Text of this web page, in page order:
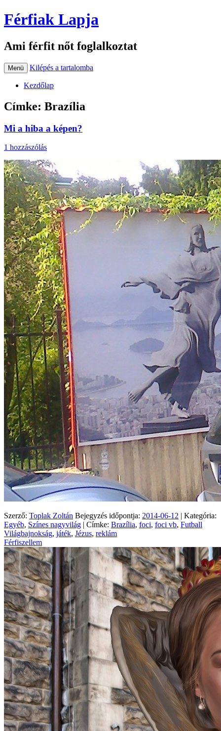
Férfiak Lapja
Ami férfit nőt foglalkoztat
Menü Kilépés a tartalomba
Kezdőlap
Címke: Brazília
Mi a hiba a képen?
1 hozzászólás
Szerző: Toplak Zoltán Bejegyzés időpontja: 2014-06-12 | Kategória:
Egyéb, Színes nagyvilág | Címke: Brazília, foci, foci vb, Futball
Világbajnokság, játék, Jézus, reklám
Férfiszellem